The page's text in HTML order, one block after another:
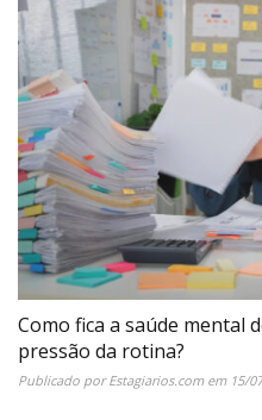
Como fica a saúde mental
pressão da rotina?
Publicado porEstagiarios.comem 15/